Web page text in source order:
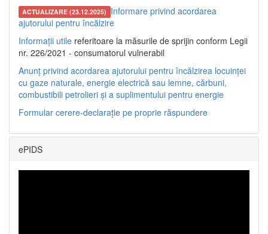
ACTUALIZARE (23.12.2025) Informare privind acordarea
ajutorului pentru încălzire
Informații utile referitoare la măsurile de sprijin conform Legii
nr. 226/2021 - consumatorul vulnerabil
Anunț privind acordarea ajutorului pentru încălzirea locuinței
cu gaze naturale, energie electrică sau lemne, cărbuni,
combustibili petrolieri și a suplimentului pentru energie
Formular cerere-declarație pe proprie răspundere
ePIDS